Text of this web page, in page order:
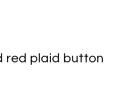
red plaid button